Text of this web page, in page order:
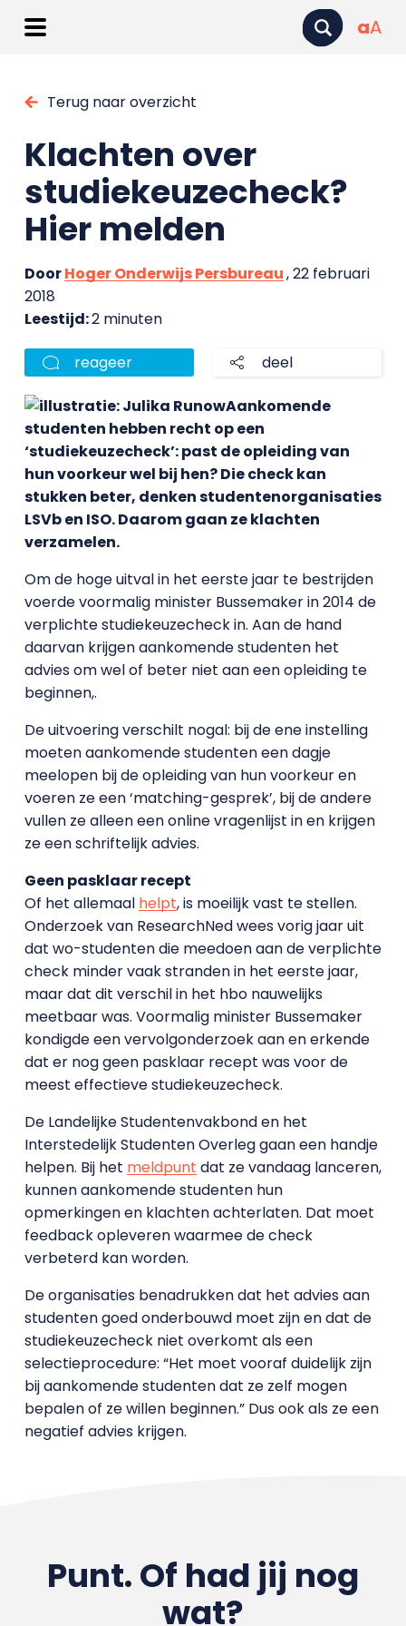
aA
Terug naar overzicht
Klachten over
studiekeuzecheck?
Hier melden
DoorHoger Onderwijs Persbureau, 22 februari
2018
Leestijd:2 minuten
reageer deel
Aankomende
studenten hebben recht op een
‘studiekeuzecheck’: past de opleiding van
hun voorkeur wel bij hen? Die check kan
stukken beter, denken studentenorganisaties
LSVb en ISO. Daarom gaan ze klachten
verzamelen.
Om de hoge uitval in het eerste jaar te bestrijden
voerde voormalig minister Bussemaker in 2014 de
verplichte studiekeuzecheck in. Aan de hand
daarvan krijgen aankomende studenten het
advies om wel of beter niet aan een opleiding te
beginnen,.
De uitvoering verschilt nogal: bij de ene instelling
moeten aankomende studenten een dagje
meelopen bij de opleiding van hun voorkeur en
voeren ze een ‘matching-gesprek’, bij de andere
vullen ze alleen een online vragenlijst in en krijgen
ze een schriftelijk advies.
Geen pasklaar recept
Of het allemaal helpt, is moeilijk vast te stellen.
Onderzoek van ResearchNed wees vorig jaar uit
dat wo-studenten die meedoen aan de verplichte
check minder vaak stranden in het eerste jaar,
maar dat dit verschil in het hbo nauwelijks
meetbaar was. Voormalig minister Bussemaker
kondigde een vervolgonderzoek aan en erkende
dat er nog geen pasklaar recept was voor de
meest effectieve studiekeuzecheck.
De Landelijke Studentenvakbond en het
Interstedelijk Studenten Overleg gaan een handje
helpen. Bij het meldpunt dat ze vandaag lanceren,
kunnen aankomende studenten hun
opmerkingen en klachten achterlaten. Dat moet
feedback opleveren waarmee de check
verbeterd kan worden.
De organisaties benadrukken dat het advies aan
studenten goed onderbouwd moet zijn en dat de
studiekeuzecheck niet overkomt als een
selectieprocedure: “Het moet vooraf duidelijk zijn
bij aankomende studenten dat ze zelf mogen
bepalen of ze willen beginnen.” Dus ook als ze een
negatief advies krijgen.
Punt. Of had jij nog
wat?